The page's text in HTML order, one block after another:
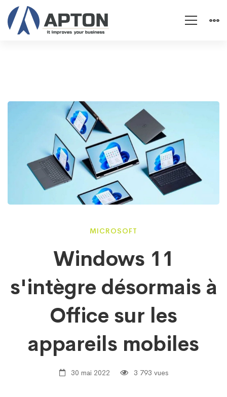
Windows
11
s'intègre
désormais
MICROSOFT
Windows 11
s'intègre désormais à
Office sur les
appareils mobiles
30 mai 2022 3 793 vues